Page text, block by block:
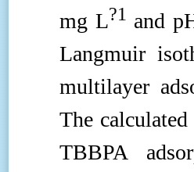
mg L?1 and
Langmuir
multilayer
The
TBBPA